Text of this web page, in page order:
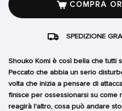
COMPRA
SPEDIZIONE
Shouko Komi è così bella che tutti
Peccato che abbia un serio
volta che inizia a pensare di
finisce per ossessionarsi su come
reagirà l'altro, cosa può andare